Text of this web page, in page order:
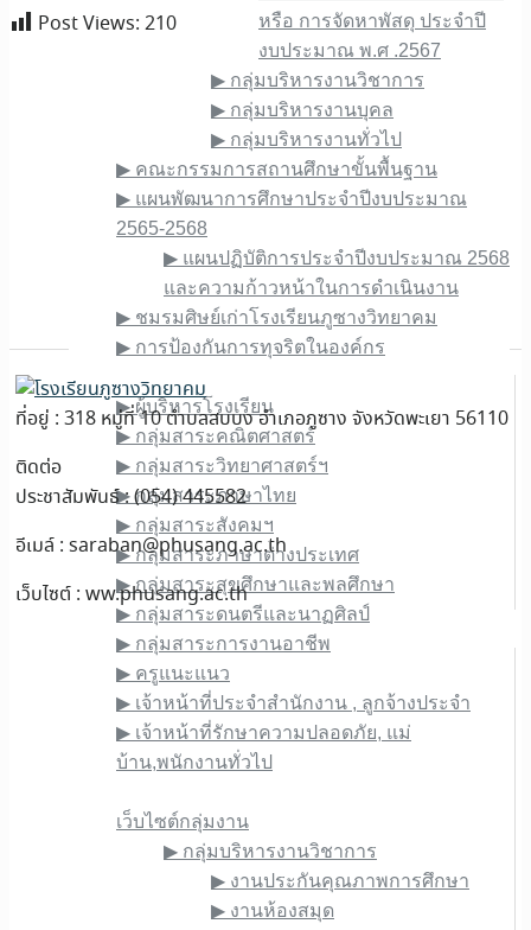
หรือ การจัดหาพัสดุ ประจําปี
งบประมาณ พ.ศ .2567
▶︎ กลุ่มบริหารงานวิชาการ
▶︎ กลุ่มบริหารงานบุคล
▶︎ กลุ่มบริหารงานทั่วไป
▶︎ คณะกรรมการสถานศึกษาขั้นพื้นฐาน
▶︎ แผนพัฒนาการศึกษาประจำปีงบประมาณ
2565-2568
▶︎ แผนปฏิบัติการประจำปีงบประมาณ 2568
และความก้าวหน้าในการดำเนินงาน
▶︎ ชมรมศิษย์เก่าโรงเรียนภูซางวิทยาคม
▶︎ การป้องกันการทุจริตในองค์กร
ข้อมูลบุคลากร
▶︎ ผู้บริหารโรงเรียน
▶︎ กลุ่มสาระคณิตศาสตร์
▶︎ กลุ่มสาระวิทยาศาสตร์ฯ
▶︎ กลุ่มสาระภาษาไทย
▶︎ กลุ่มสาระสังคมฯ
▶︎ กลุ่มสาระภาษาต่างประเทศ
▶︎ กลุ่มสาระสุขศึกษาและพลศึกษา
▶︎ กลุ่มสาระดนตรีและนาฏศิลป์
▶︎ กลุ่มสาระการงานอาชีพ
▶︎ ครูแนะแนว
▶︎ เจ้าหน้าที่ประจำสำนักงาน , ลูกจ้างประจำ
▶︎ เจ้าหน้าที่รักษาความปลอดภัย, แม่
บ้าน,พนักงานทั่วไป
เว็บไซต์กลุ่มงาน
▶︎ กลุ่มบริหารงานวิชาการ
▶︎ งานประกันคุณภาพการศึกษา
▶︎ งานห้องสมุด
Post Views: 210
ที่อยู่ : 318 หมู่ที่ 10 ตำบลสบบง อำเภอภูซาง จังหวัดพะเยา 56110
ติดต่อ
ประชาสัมพันธ์ : (054) 445582
อีเมล์ : saraban@phusang.ac.th
เว็บไซต์ : ww.phusang.ac.th